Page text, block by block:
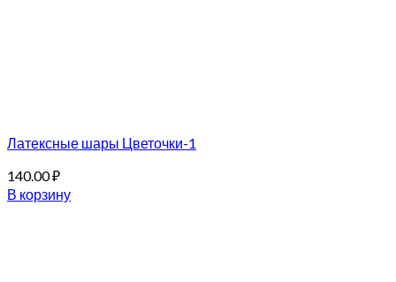
Латексные шары Цветочки-1
140.00₽
В корзину